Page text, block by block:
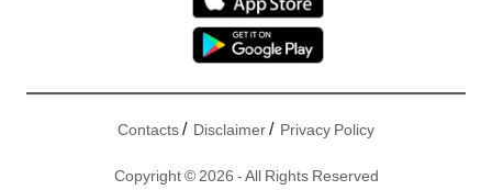
Contacts/ Disclaimer/ Privacy Policy
Copyright © 2026 - All Rights Reserved